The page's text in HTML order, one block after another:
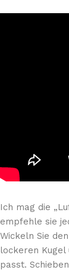
Ich mag die
empfehle sie
Wickeln Sie
lockeren Kugel
passt.